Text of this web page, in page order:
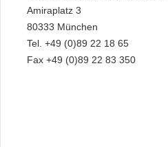
Amiraplatz 3
80333 München
Tel. +49 (0)89 22 18 65
Fax +49 (0)89 22 83 350